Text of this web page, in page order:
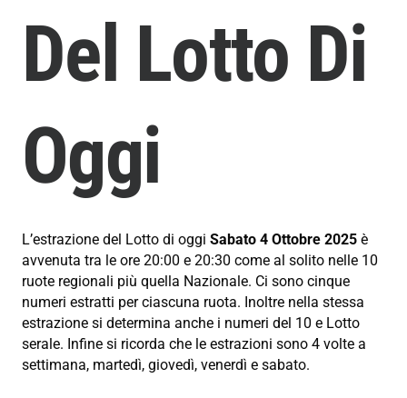
Del Lotto Di
Oggi
L’estrazione del Lotto di oggi Sabato 4 Ottobre 2025 è
avvenuta tra le ore 20:00 e 20:30 come al solito nelle 10
ruote regionali più quella Nazionale. Ci sono cinque
numeri estratti per ciascuna ruota. Inoltre nella stessa
estrazione si determina anche i numeri del 10 e Lotto
serale. Infine si ricorda che le estrazioni sono 4 volte a
settimana, martedì, giovedì, venerdì e sabato.